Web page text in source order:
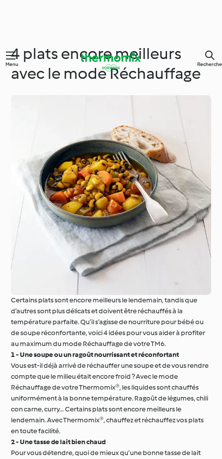
Menu Recherche
4 plats encore meilleurs
avec le mode Réchauffage
Certains plats sont encore meilleurs le lendemain, tandis que
d’autres sont plus délicats et doivent être réchauffés à la
température parfaite. Qu’il s’agisse de nourriture pour bébé ou
de soupe réconfortante, voici 4 idées pour vous aider à profiter
au maximum du mode Réchauffage de votre TM6.
1 - Une soupe ou un ragoût nourrissant et réconfortant
Vous est-il déjà arrivé de réchauffer une soupe et de vous rendre
compte que le milieu était encore froid ? Avec le mode
Réchauffage de votre Thermomix®, les liquides sont chauffés
uniformément à la bonne température. Ragoût de légumes, chili
con carne, curry… Certains plats sont encore meilleurs le
lendemain. Avec Thermomix®, chauffez et réchauffez vos plats
en toute facilité.
2 - Une tasse de lait bien chaud
Pour vous détendre, quoi de mieux qu’une bonne tasse de lait